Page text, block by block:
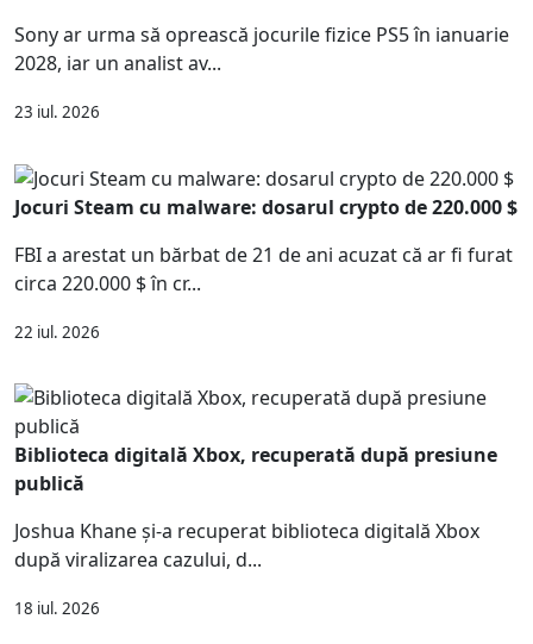
Sony ar urma să oprească jocurile fizice PS5 în ianuarie
2028, iar un analist av...
23 iul. 2026
Jocuri Steam cu malware: dosarul crypto de 220.000 $
FBI a arestat un bărbat de 21 de ani acuzat că ar fi furat
circa 220.000 $ în cr...
22 iul. 2026
Biblioteca digitală Xbox, recuperată după presiune
publică
Joshua Khane și-a recuperat biblioteca digitală Xbox
după viralizarea cazului, d...
18 iul. 2026